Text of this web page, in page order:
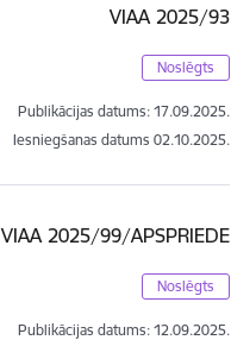
VIAA 2025/93
Noslēgts
Publikācijas datums: 17.09.2025.
Iesniegšanas datums 02.10.2025.
VIAA 2025/99/APSPRIEDE
Noslēgts
Publikācijas datums: 12.09.2025.